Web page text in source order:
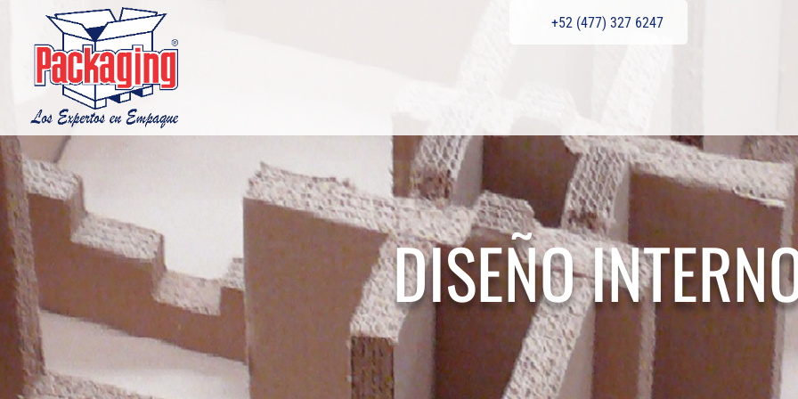
DISEÑO
+52 (477) 327 6247